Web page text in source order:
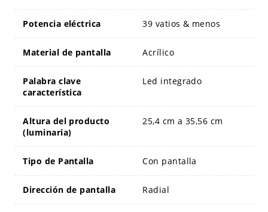
Potencia eléctrica 39 vatios & menos
Material de pantalla Acrílico
Palabra clave
característica
Led integrado
Altura del producto
(luminaria)
25,4 cm a 35,56 cm
Tipo de Pantalla Con pantalla
Dirección de pantalla Radial